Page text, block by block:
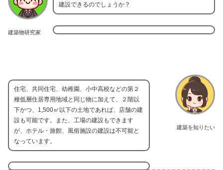
建築物研究家
建設できるのでしょうか？
建築を知りたい
住宅、共同住宅、幼稚園、小中高校などの第２
種低層住居専用地域と同じ物に加えて、２階以
下かつ、1,500㎡以下の土地であれば、店舗の建
設も可能です。また、工場の建設もできます
が、ホテル・旅館、風俗施設の建設は不可能と
なっています。